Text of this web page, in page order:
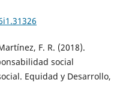
F. R. (2018).
social
Equidad y Desarrollo,